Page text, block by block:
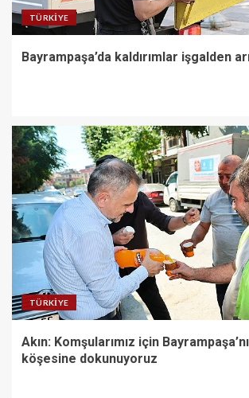
Bayrampaşa’da
işgalden
3
Akın:
dokunuyoruz
bank ve piknik
O İlçede
TÜRKIYE
Bayrampaşa’da kaldırımlar işgalden
TÜRKIYE
Akın: Komşularımız için
köşesine dokunuyoruz